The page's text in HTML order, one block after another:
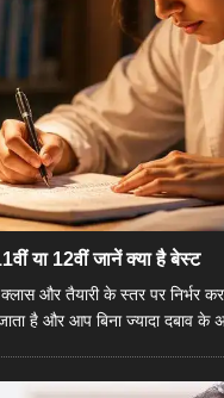
या 12वीं जानें क्‍या है बेस्‍ट
और तैयारी के स्तर पर निर्भर
है और आप बिना ज्यादा दबाव